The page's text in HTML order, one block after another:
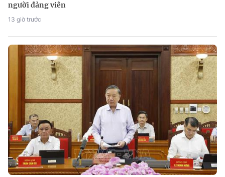
người đảng viên
13 giờ trước